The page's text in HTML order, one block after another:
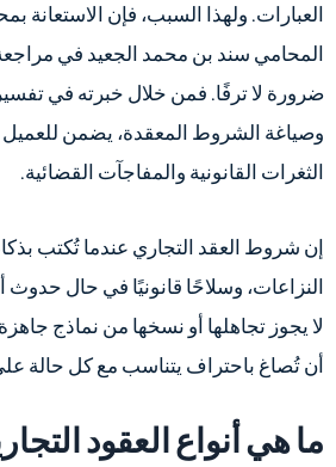
العبارات. ولهذا السبب، فإن
المحامي سند بن محمد الجعيد في
ضرورة لا ترفًا. فمن خلال خبرته في
وصياغة الشروط المعقدة، يضمن
الثغرات القانونية والمفاجآت القضائية.
إن شروط العقد التجاري عندما تُكتب
النزاعات، وسلاحًا قانونيًا في حال حدوث
لا يجوز تجاهلها أو نسخها من نماذج
أن تُصاغ باحتراف يتناسب مع كل حالة
ما هي أنواع العقود